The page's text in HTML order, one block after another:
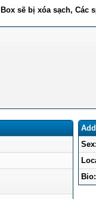
sẽ bị xóa sạch, Các
Sex:
Bio: